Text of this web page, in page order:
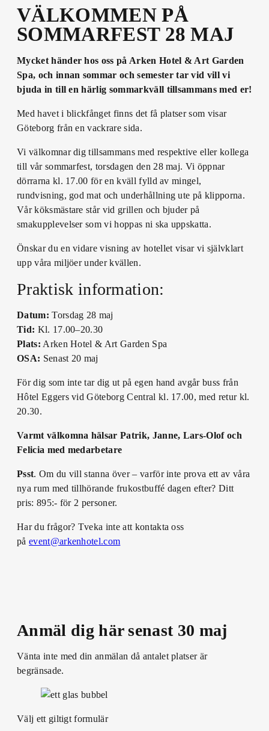
VÄLKOMMEN PÅ
SOMMARFEST 28 MAJ
Mycket händer hos oss på Arken Hotel & Art Garden
Spa, och innan sommar och semester tar vid vill vi
bjuda in till en härlig sommarkväll tillsammans med er!
Med havet i blickfånget finns det få platser som visar
Göteborg från en vackrare sida.
Vi välkomnar dig tillsammans med respektive eller kollega
till vår sommarfest, torsdagen den 28 maj. Vi öppnar
dörrarna kl. 17.00 för en kväll fylld av mingel,
rundvisning, god mat och underhållning ute på klipporna.
Vår köksmästare står vid grillen och bjuder på
smakupplevelser som vi hoppas ni ska uppskatta.
Önskar du en vidare visning av hotellet visar vi självklart
upp våra miljöer under kvällen.
Praktisk information:
Datum: Torsdag 28 maj
Tid: Kl. 17.00–20.30
Plats: Arken Hotel & Art Garden Spa
OSA: Senast 20 maj
För dig som inte tar dig ut på egen hand avgår buss från
Hôtel Eggers vid Göteborg Central kl. 17.00, med retur kl.
20.30.
Varmt välkomna hälsar Patrik, Janne, Lars-Olof och
Felicia med medarbetare
Psst. Om du vill stanna över – varför inte prova ett av våra
nya rum med tillhörande frukostbuffé dagen efter? Ditt
pris: 895:- för 2 personer.
Har du frågor? Tveka inte att kontakta oss
på event@arkenhotel.com
Anmäl dig här senast 30 maj
Vänta inte med din anmälan då antalet platser är
begränsade.
Välj ett giltigt formulär